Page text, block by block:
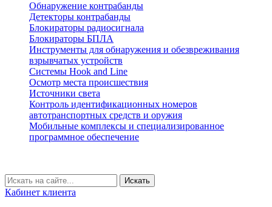
Обнаружение контрабанды
Детекторы контрабанды
Блокираторы радиосигнала
Блокираторы БПЛА
Инструменты для обнаружения и обезвреживания
взрывчатых устройств
Системы Hook and Line
Осмотр места происшествия
Источники света
Контроль идентификационных номеров
автотранспортных средств и оружия
Мобильные комплексы и специализированное
программное обеспечение
Кабинет клиента